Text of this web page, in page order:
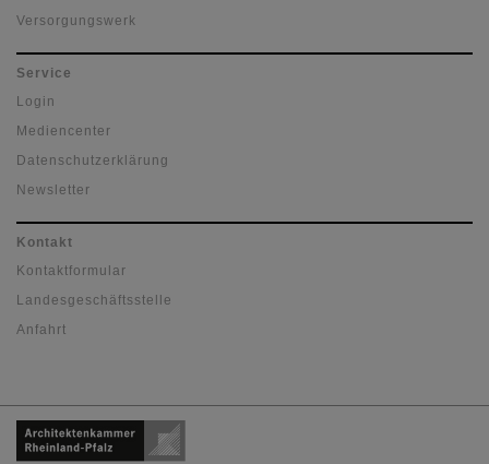
Versorgungswerk
Service
Login
Mediencenter
Datenschutzerklärung
Newsletter
Kontakt
Kontaktformular
Landesgeschäftsstelle
Anfahrt